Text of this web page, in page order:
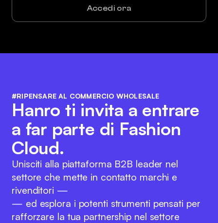
Accedi ora
#RIPENSARE AL COMMERCIO WHOLESALE
Hanro ti invita a entrare
a far parte di Fashion
Cloud.
Unisciti alla piattaforma B2B leader nel
settore che mette in contatto marchi e
rivenditori —
— ed esplora i potenti strumenti pensati per
rafforzare la tua partnership nel settore